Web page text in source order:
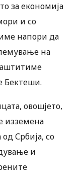
за економија
и со
напори да
на
Бектеши.
овошјето,
изземена
Србија, со
и